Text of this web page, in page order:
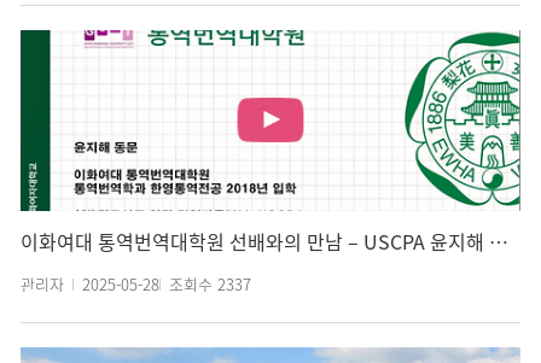
이화여대 통역번역대학원 선배와의 만남 – USCPA 윤지해 동문(한영통역전공)
관리자 2025-05-28 조회수 2337